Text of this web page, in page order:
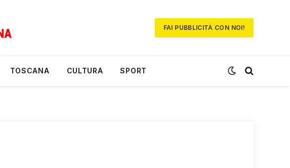
FAI PUBBLICITÀ CON NOI!
TOSCANA CULTURA SPORT